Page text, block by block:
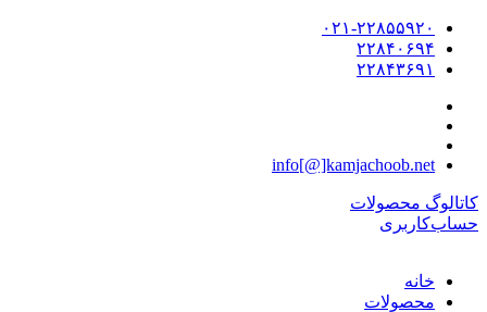
۰۲۱-۲۲۸۵۵۹۲۰
۲۲۸۴۰۶۹۴
۲۲۸۴۳۶۹۱
info[@]kamjachoob.net
کاتالوگ محصولات
حساب‌کاربری
خانه
محصولات